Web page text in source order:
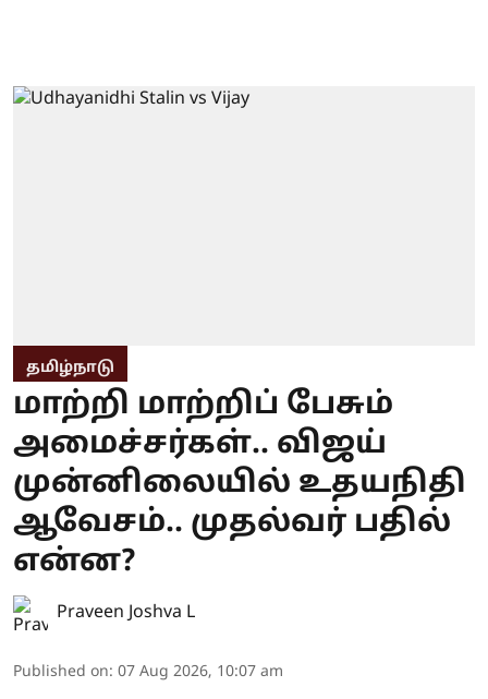
தமிழ்நாடு
மாற்றி மாற்றிப் பேசும்
அமைச்சர்கள்.. விஜய்
முன்னிலையில் உதயநிதி
ஆவேசம்.. முதல்வர் பதில்
என்ன?
Praveen Joshva L
Published on: 07 Aug 2026, 10:07 am